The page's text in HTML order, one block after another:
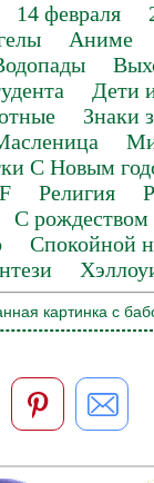
14 февраля
Аниме
Дети
Знаки
С Новым
Религия
С рождеством
Спокойной
картинка с